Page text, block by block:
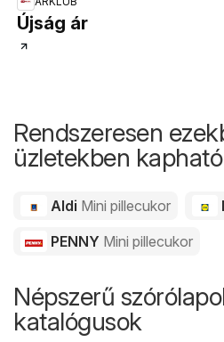
Újság ár
Rendszeresen
üzletekben kapható
Aldi Mini pillecukor
PENNY Mini pillecukor
Népszerű
katalógusok